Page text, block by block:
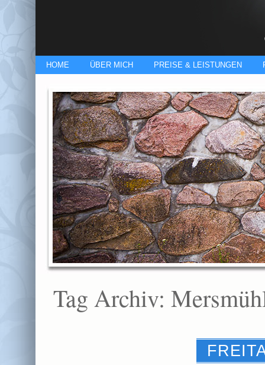
HOME ÜBER MICH PREISE & LEISTUNGEN
Tag Archiv: